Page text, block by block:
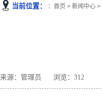
当前位置： ： 首页 > 新闻中心 >
来源：管理员 浏览： 312